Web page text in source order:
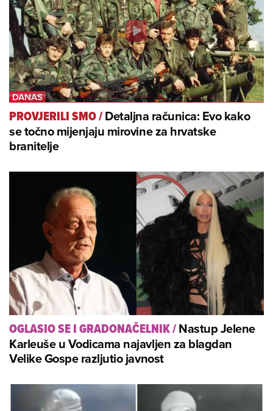
PROVJERILI SMO/Detaljna računica: Evo kako
se točno mijenjaju mirovine za hrvatske
branitelje
OGLASIO SE I GRADONAČELNIK/Nastup Jelene
Karleuše u Vodicama najavljen za blagdan
Velike Gospe razljutio javnost